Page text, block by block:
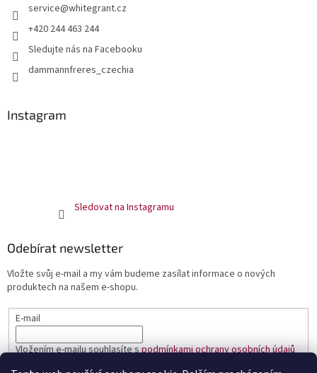
service@whitegrant.cz
+420 244 463 244
Sledujte nás na Facebooku
dammannfreres_czechia
Instagram
Sledovat na Instagramu
Odebírat newsletter
Vložte svůj e-mail a my vám budeme zasílat informace o nových
produktech na našem e-shopu.
E-mail
Vložením e-mailu souhlasíte spodmínkami ochrany osobních údajů